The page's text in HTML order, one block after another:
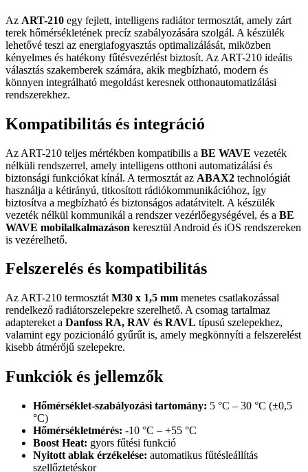
Az ART-210 egy fejlett, intelligens radiátor termosztát, amely zárt
terek hőmérsékletének precíz szabályozására szolgál. A készülék
lehetővé teszi az energiafogyasztás optimalizálását, miközben
kényelmes és hatékony fűtésvezérlést biztosít. Az ART-210 ideális
választás szakemberek számára, akik megbízható, modern és
könnyen integrálható megoldást keresnek otthonautomatizálási
rendszerekhez.
Kompatibilitás és integráció
Az ART-210 teljes mértékben kompatibilis a BE WAVE vezeték
nélküli rendszerrel, amely intelligens otthoni automatizálási és
biztonsági funkciókat kínál. A termosztát az ABAX2 technológiát
használja a kétirányú, titkosított rádiókommunikációhoz, így
biztosítva a megbízható és biztonságos adatátvitelt. A készülék
vezeték nélkül kommunikál a rendszer vezérlőegységével, és a BE
WAVE mobilalkalmazáson keresztül Android és iOS rendszereken
is vezérelhető.
Felszerelés és kompatibilitás
Az ART-210 termosztát M30 x 1,5 mm menetes csatlakozással
rendelkező radiátorszelepekre szerelhető. A csomag tartalmaz
adaptereket a Danfoss RA, RAV és RAVL típusú szelepekhez,
valamint egy pozicionáló gyűrűt is, amely megkönnyíti a felszerelést
kisebb átmérőjű szelepekre.
Funkciók és jellemzők
Hőmérséklet-szabályozási tartomány: 5 °C – 30 °C (±0,5
°C)
Hőmérsékletmérés: -10 °C – +55 °C
Boost Heat: gyors fűtési funkció
Nyitott ablak érzékelése: automatikus fűtésleállítás
szellőztetéskor